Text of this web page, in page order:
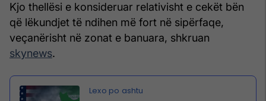
Kjo thellësi e konsideruar relativisht e cekët bën
që lëkundjet të ndihen më fort në sipërfaqe,
veçanërisht në zonat e banuara, shkruan
skynews.